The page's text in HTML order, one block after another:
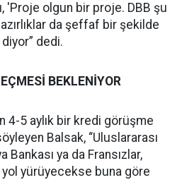
'Proje olgun bir proje. DBB şu
da şeffaf bir şekilde
dedi.
BEKLENİYOR
4-5 aylık bir kredi görüşme
Balsak, “Uluslararası
Bankası ya da Fransızlar,
yol yürüyecekse buna göre